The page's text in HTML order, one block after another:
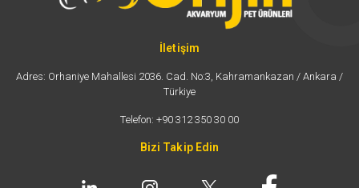
İletişim
Adres: Orhaniye Mahallesi 2036. Cad. No:3, Kahramankazan / Ankara /
Türkiye
Telefon: +90 312 350 30 00
Bizi Takip Edin